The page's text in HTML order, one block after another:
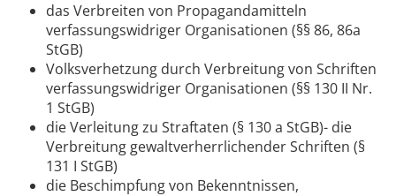
das Verbreiten von Propagandamitteln
verfassungswidriger Organisationen (§§ 86, 86a
StGB)
Volksverhetzung durch Verbreitung von Schriften
verfassungswidriger Organisationen (§§ 130 II Nr.
1 StGB)
die Verleitung zu Straftaten (§ 130 a StGB)- die
Verbreitung gewaltverherrlichender Schriften (§
131 I StGB)
die Beschimpfung von Bekenntnissen,